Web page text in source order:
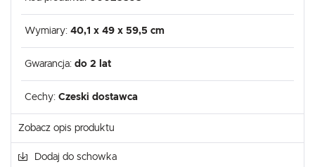
Wymiary: 40,1 x 49 x 59,5 cm
Gwarancja: do 2 lat
Cechy: Czeski dostawca
Zobacz opis produktu
Dodaj do schowka